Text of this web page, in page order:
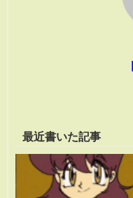
最近書いた記事